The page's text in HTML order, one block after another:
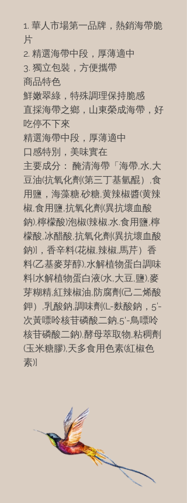
1. 華人市場第一品牌，熱銷海帶脆
片
2. 精選海帶中段，厚薄適中
3. 獨立包裝，方便攜帶
商品特色
鮮嫩翠綠，特殊調理保持脆感
直採海帶之鄉，山東榮成海帶，好
吃停不下來
精選海帶中段，厚薄適中
口感特別，美味實在
主要成分： 醃清海帶「海帶,水,大
豆油(抗氧化劑(第三丁基氫醌）,食
用鹽，海藻糖.砂糖,黄辣椒醬(黄辣
椒,食用鹽,抗氧化劑(異抗壞血酸
鈉),檸檬酸)泡椒(辣椒.水.食用鹽,檸
檬酸,冰醋酸,抗氧化劑(異抗壞血酸
鈉)]，香辛料(花椒,辣椒,馬芹）香
料(乙基麥芽醇),水解植物蛋白調味
料[水解植物蛋白液(水,大豆,鹽),麥
芽糊精,紅辣椒油,防腐劑(己二烯酸
鉀）,乳酸鈉,調味劑(L-麩酸鈉，5’-
次黃嘌呤核苷磷酸二鈉,5'-鳥嘌呤
核苷磷酸二鈉),酵母萃取物,粘稠劑
(玉米糖膠),天多食用色素(紅椒色
素)]